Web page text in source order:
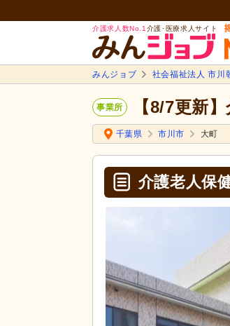
介護求人数No.1 介護･医療求人サイト
みんジョブ 社会福祉法人 市川
事業所 【8/7更新
千葉県 市川市 大町
介護老人保